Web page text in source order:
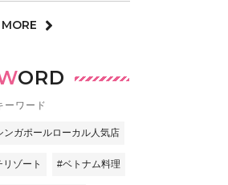
ORD
ーワード
ンガポールローカル人気店
ゾート #ベトナム料理